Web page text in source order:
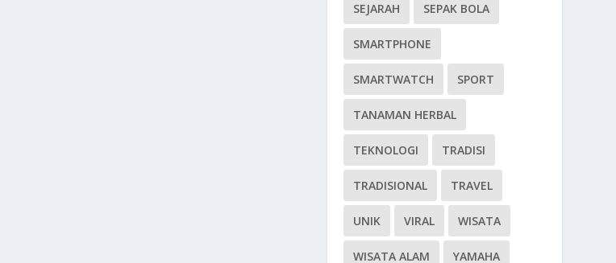
SEJARAH SEPAK BOLA
SMARTPHONE
SMARTWATCH SPORT
TANAMAN HERBAL
TEKNOLOGI TRADISI
TRADISIONAL TRAVEL
UNIK VIRAL WISATA
WISATA ALAM YAMAHA